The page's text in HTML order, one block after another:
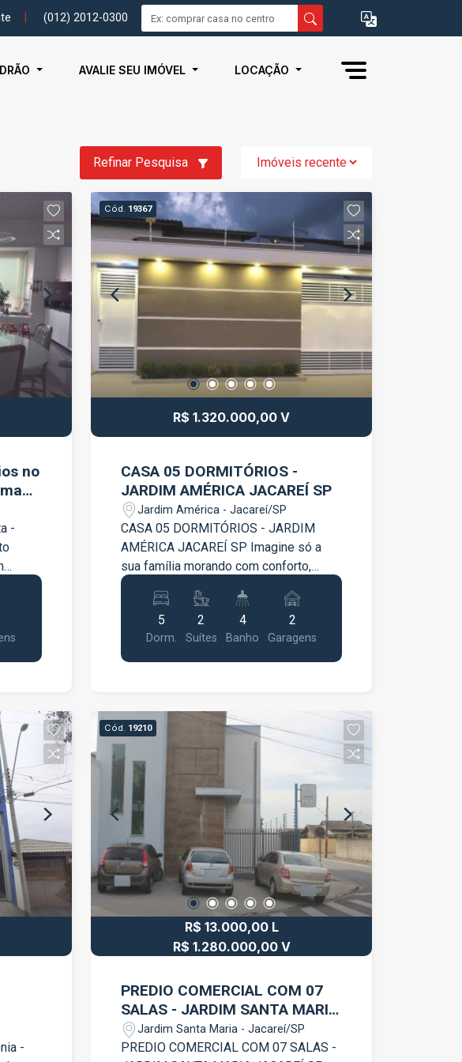
(012) 2012-0300
AVALIE SEU IMÓVEL LOCAÇÃO
Refinar Pesquisa
no
-
Eco
o
ampla
de
todo
e
na
Cód. 19367
R$ 1.320.000,00 V
CASA 05 DORMITÓRIOS -
JARDIM AMÉRICA JACAREÍ SP
Jardim América - Jacareí/SP
CASA 05 DORMITÓRIOS - JARDIM
AMÉRICA JACAREÍ SP Imagine só a
sua família morando com conforto,
elegância e muito estilo! Venha morar
numa residência de Luxo e Alto Padrão,
super charmosa e moderna, no bairro
Jardim América, em Jacareí. Um dos
bairros mais arborizados da cidade,
Sala ampla com dois ambientes; -
Cozinha ampla com planejados; - Área
gourmet com hidromassagem; Agende
já sua vista !!!!
5
Dorm.
2
Suítes
4
Banho
2
Garagens
-
Cód. 19210
R$ 13.000,00 L
R$ 1.280.000,00 V
PREDIO COMERCIAL COM 07
SALAS - JARDIM SANTA MARIA
JACAREÍ SP
Jardim Santa Maria - Jacareí/SP
PREDIO COMERCIAL COM 07 SALAS -